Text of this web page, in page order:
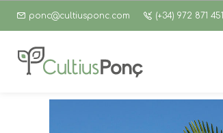
ponc@cultiusponc.com (+34) 972 871 451